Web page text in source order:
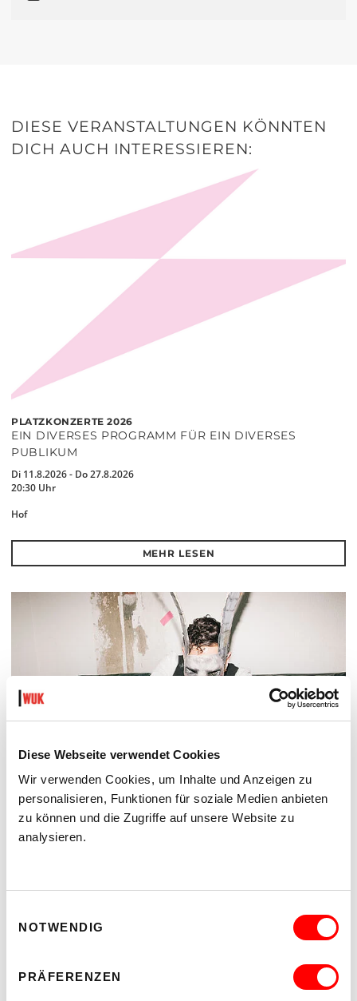
Diese Webseite verwendet Cookies
Wir verwenden Cookies, um Inhalte und Anzeigen zu
personalisieren, Funktionen für soziale Medien anbieten
zu können und die Zugriffe auf unsere Website zu
analysieren.
NOTWENDIG
PRÄFERENZEN
DIESE VERANSTALTUNGEN KÖNNTEN
DICH AUCH INTERESSIEREN:
PLATZKONZERTE 2026
EIN DIVERSES PROGRAMM FÜR EIN DIVERSES
PUBLIKUM
Di 11.8.2026 - Do 27.8.2026
20:30 Uhr
Hof
MEHR LESEN
DER TÄUBLING
20.30
Hof